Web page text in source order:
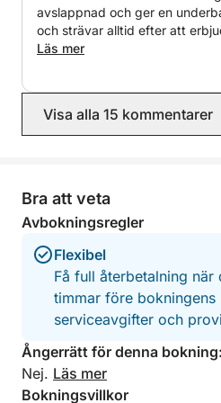
- Perfekt för upp till 7 gäster
Det som gör denna resa
skeppare som guidar rutten
platserna i närheten – vilket
samtidigt som upplevelsen
Om du hoppas kunna
viktigt att planera i förväg
bokning minst en vecka i
ordnas separat, vilket
välorganiserad upplevelse
avslappnad och ger en
och strävar alltid efter att
bästa upplevelsen. Han var
återvända för att göra det igen.
Läs mer
Visa alla 15 kommentarer
Bra att veta
Avbokningsregler
Flexibel
Få full återbetalning
timmar före bokningens
serviceavgifter och
Ångerrätt för denna bokning:
Nej. Läs mer
Bokningsvillkor